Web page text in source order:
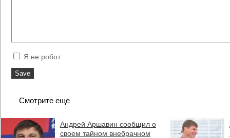
Я не робот
Смотрите еще
Андрей Аршавин сообщил о
своем тайном внебрачном